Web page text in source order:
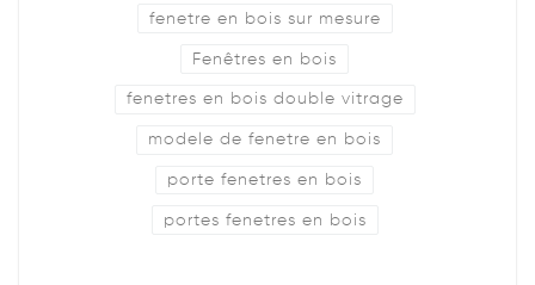
fenetre en bois sur mesure
Fenêtres en bois
fenetres en bois double vitrage
modele de fenetre en bois
porte fenetres en bois
portes fenetres en bois